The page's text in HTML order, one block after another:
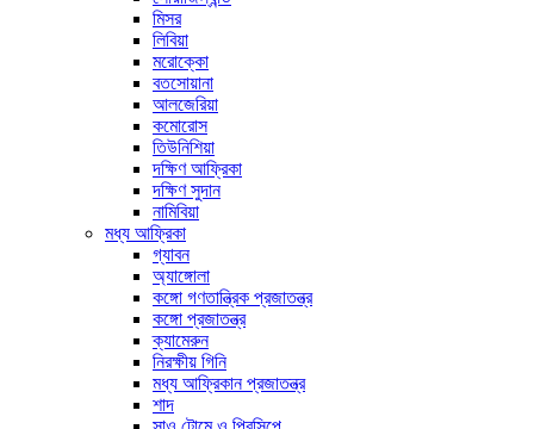
মিসর
লিবিয়া
মরোক্কো
বতসোয়ানা
আলজেরিয়া
কমোরোস
তিউনিশিয়া
দক্ষিণ আফ্রিকা
দক্ষিণ সুদান
নামিবিয়া
মধ্য আফ্রিকা
গ্যাবন
অ্যাঙ্গোলা
কঙ্গো গণতান্ত্রিক প্রজাতন্ত্র
কঙ্গো প্রজাতন্ত্র
ক্যামেরুন
নিরক্ষীয় গিনি
মধ্য আফ্রিকান প্রজাতন্ত্র
শাদ